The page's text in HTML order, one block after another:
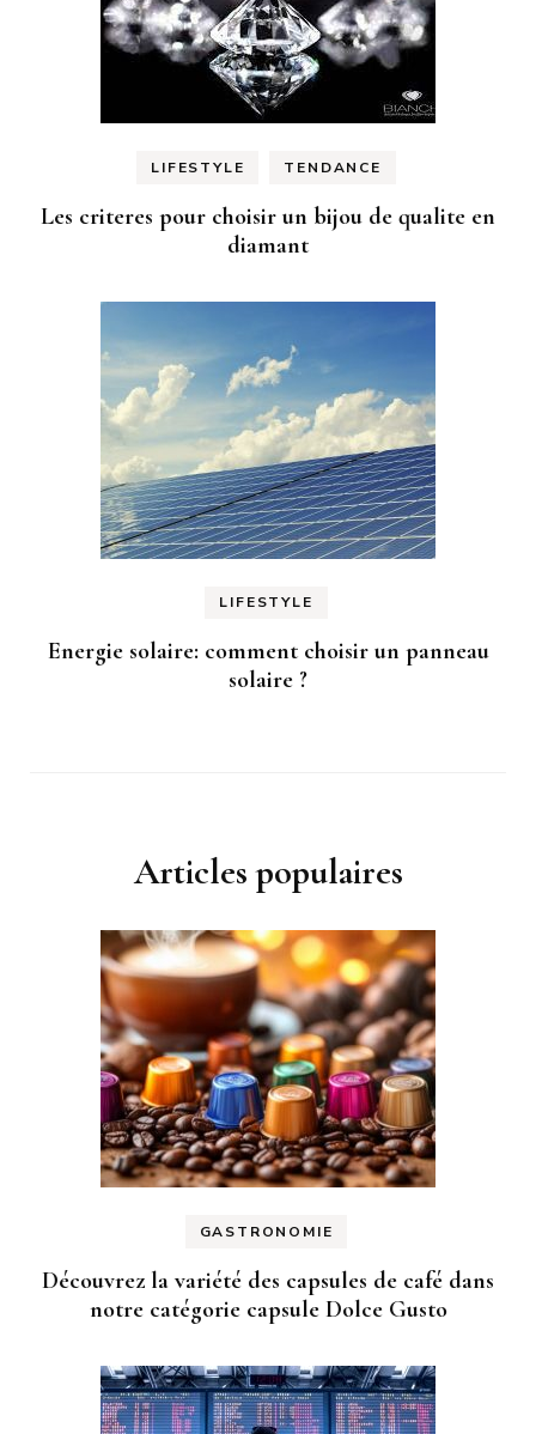
LIFESTYLE TENDANCE
Les criteres pour choisir un bijou de qualite en
diamant
LIFESTYLE
Energie solaire: comment choisir un panneau
solaire ?
Articles populaires
GASTRONOMIE
Découvrez la variété des capsules de café dans
notre catégorie capsule Dolce Gusto